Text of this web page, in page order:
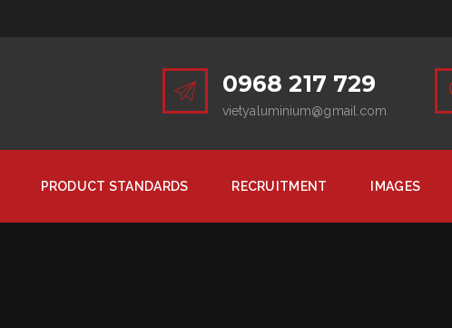
0968 217 729
vietyaluminium@gmail.com
PRODUCT STANDARDS RECRUITMENT IMAGES